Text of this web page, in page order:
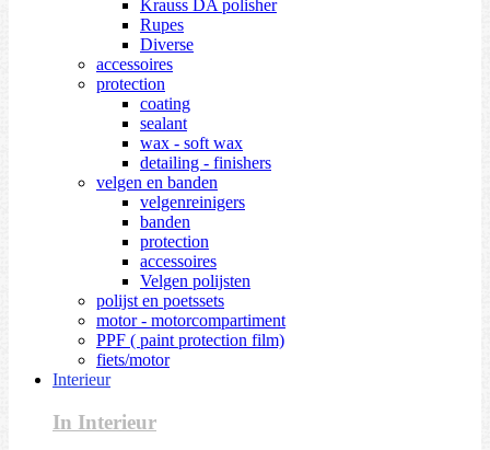
Krauss DA polisher
Rupes
Diverse
accessoires
protection
coating
sealant
wax - soft wax
detailing - finishers
velgen en banden
velgenreinigers
banden
protection
accessoires
Velgen polijsten
polijst en poetssets
motor - motorcompartiment
PPF ( paint protection film)
fiets/motor
Interieur
In Interieur